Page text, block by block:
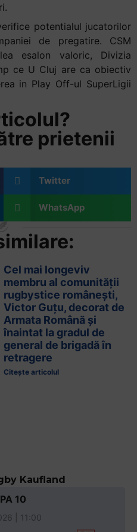
potentialul jucatorilor
de pregatire. CSM
esalon valoric, Divizia
ce U Cluj are ca obiectiv
in Play Off-ul SuperLigii
prietenii
Twitter
WhatsApp
Cel mai longeviv
membru al comunității
rugbystice românești,
Victor Guțu, decorat de
Armata Română și
înaintat la gradul de
general de brigadă în
retragere
Citește articolul
Kaufland
10
| 11:00